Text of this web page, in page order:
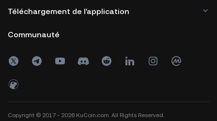
Téléchargement de l'application
Communauté
Copyright © 2017 - 2026 KuCoin.com. All Rights Reserved.